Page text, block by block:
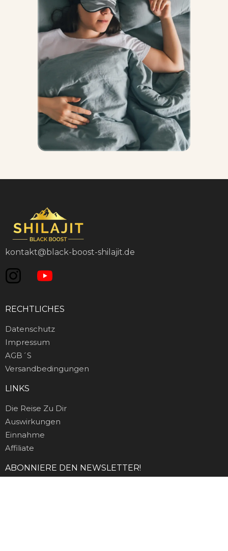
kontakt@black-boost-shilajit.de
RECHTLICHES
Datenschutz
Impressum
AGB´s
Versandbedingungen
LINKS
Die Reise Zu Dir
Auswirkungen
Einnahme
Affiliate
ABONNIERE DEN NEWSLETTER!